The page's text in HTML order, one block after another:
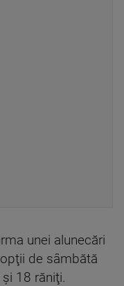
unei alunecări
de sâmbătă
18 răniţi.